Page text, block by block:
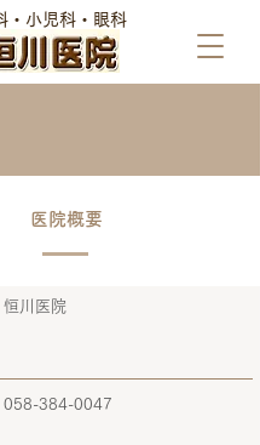
・小児科・眼科
医院概要
恒川医院
058-384-0047